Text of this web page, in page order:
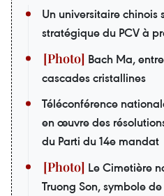
Un universitaire
stratégique du PCV à
Bach Ma,
cascades cristallines
Téléconférence
en œuvre des
du Parti du 14e mandat
Le Cimetière
Truong Son, symbole